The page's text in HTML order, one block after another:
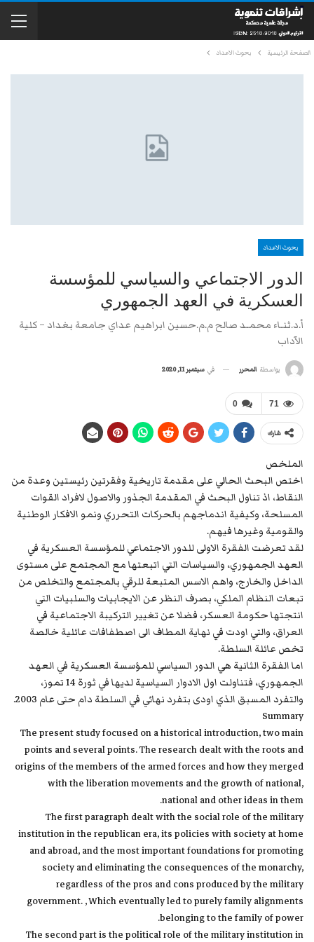
الصفحة الرئيسية بحوث الاعداد
بحوث الاعداد
الدور الاجتماعي والسياسي للمؤسسة
العسكرية في العهد الجمهوري
أ.د.ثنـاء محمـد صالح م.م.حسين ابراهيم عداي جامعة بغداد – كلية
الآداب
بواسطة المحرر في سبتمبر 11, 2020
0 71
شارك
الملخص
اختص البحث الحالي على مقدمة تاريخية وفقرتين رئيستين وعدة من
النقاط، اذ تناول البحث في المقدمة الجذور والاصول لافراد القوات
المسلحة، وكيفية اندماجهم بالحركات التحرري ونمو الافكار الوطنية
والقومية وغيرها فيهم.
لقد تعرضت الفقرة الاولى للدور الاجتماعي للمؤسسة العسكرية في
العهد الجمهوري، والسياسات التي اتبعتها مع المجتمع على مستوى
الداخل والخارج، واهم الاسس المتبعة للرقي بالمجتمع والتخلص من
تبعات النظام الملكي، بصرف النظر عن الايجابيات والسلبيات التي
انتجتها حكومة العسكر، فضلا عن تغيير التركيبة الاجتماعية في
العراق، والتي اودت في نهاية المطاف الى اصطفافات عائلية خالصة
تخص عائلة السلطة.
اما الفقرة الثانية هي الدور السياسي للمؤسسة العسكرية في العهد
الجمهوري، فتناولت اول الادوار السياسية لديها في ثورة 14 تموز،
والتفرد المسبق الذي اودى بتفرد نهائي في السلطة دام حتى عام 2003.
Summary
The present study focused on a historical introduction, two main
points and several points. The research dealt with the roots and
origins of the members of the armed forces and how they merged
with the liberation movements and the growth of national,
national and other ideas in them.
The first paragraph dealt with the social role of the military
institution in the republican era, its policies with society at home
and abroad, and the most important foundations for promoting
society and eliminating the consequences of the monarchy,
regardless of the pros and cons produced by the military
government. , Which eventually led to purely family alignments
belonging to the family of power.
The second part is the political role of the military institution in